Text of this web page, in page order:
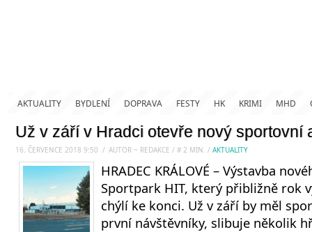
AKTUALITY BYDLENÍ DOPRAVA FESTY HK KRIMI MHD
Už v září v Hradci otevře nový sportovní
16. ČERVENCE 2018 9:50 / AUTOR ~ REDAKCE / # 2 MIN. / AKTUALITY
HRADEC KRÁLOVÉ – Výstavba
Sportpark HIT, který přibližně rok
chýlí ke konci. Už v září by měl
první návštěvníky, slibuje několik